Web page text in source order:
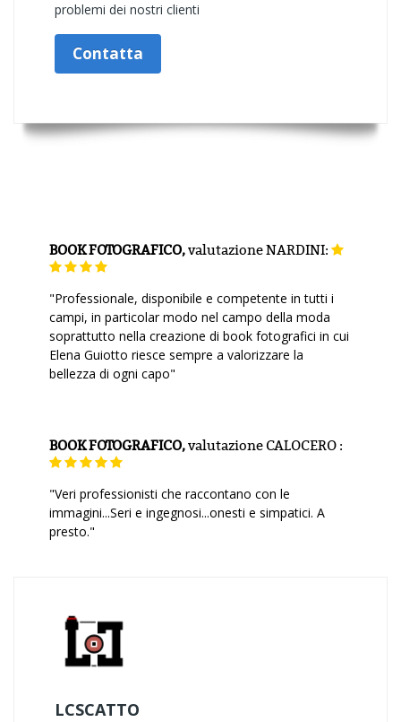
problemi dei nostri clienti
Contatta
BOOK FOTOGRAFICO,valutazioneNARDINI:
"Professionale, disponibile e competente in tutti i
campi, in particolar modo nel campo della moda
soprattutto nella creazione di book fotografici in cui
Elena Guiotto riesce sempre a valorizzare la
bellezza di ogni capo"
BOOK FOTOGRAFICO,valutazioneCALOCERO :
"Veri professionisti che raccontano con le
immagini...Seri e ingegnosi...onesti e simpatici. A
presto."
LCSCATTO